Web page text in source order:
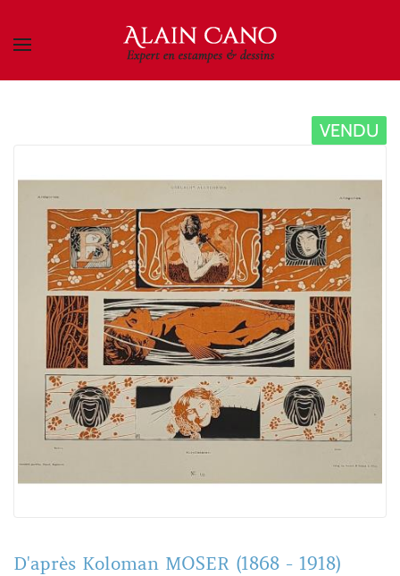
Skip to main content
VENDU
D'après Koloman MOSER (1868 - 1918)